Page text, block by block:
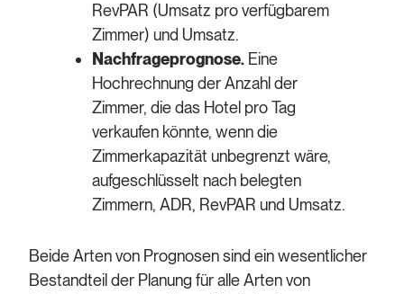
RevPAR (Umsatz pro verfügbarem
Zimmer) und Umsatz.
Nachfrageprognose. Eine
Hochrechnung der Anzahl der
Zimmer, die das Hotel pro Tag
verkaufen könnte, wenn die
Zimmerkapazität unbegrenzt wäre,
aufgeschlüsselt nach belegten
Zimmern, ADR, RevPAR und Umsatz.
Beide Arten von Prognosen sind ein wesentlicher
Bestandteil der Planung für alle Arten von